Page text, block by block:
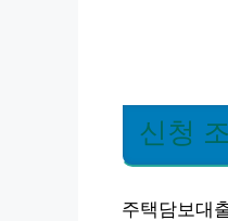
신청
주택담보대